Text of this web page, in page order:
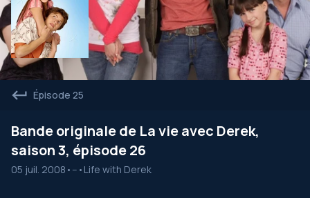
Épisode 25
Bande originale de La vie avec Derek,
saison 3, épisode 26
05 juil. 2008 • -- • Life with Derek